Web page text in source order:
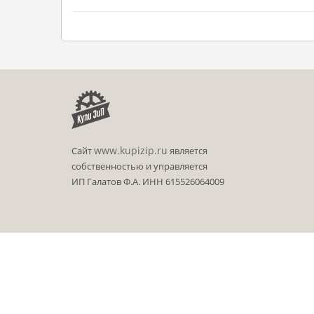
Сайтwww.kupizip.ru является
собственностью и управляется
ИП Галатов Ф.А. ИНН 615526064009